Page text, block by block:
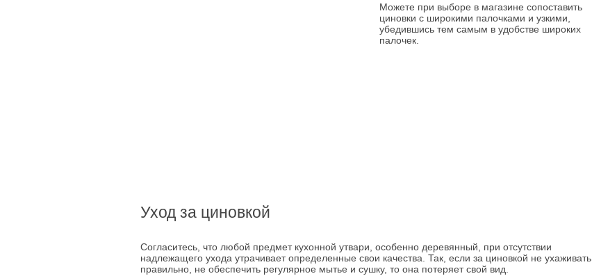
Можете при выборе в магазине сопоставить
циновки с широкими палочками и узкими,
убедившись тем самым в удобстве широких
палочек.
Уход за циновкой
Согласитесь, что любой предмет кухонной утвари, особенно деревянный, при отсутствии
надлежащего ухода утрачивает определенные свои качества. Так, если за циновкой не ухаживать
правильно, не обеспечить регулярное мытье и сушку, то она потеряет свой вид.